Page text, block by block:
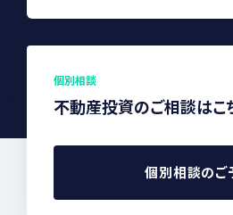
個別相談
不動産投資のご相談はこ
個別相談のご